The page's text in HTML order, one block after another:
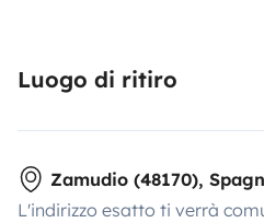
Luogo di ritiro
Zamudio (48170),
L'indirizzo esatto ti verrà